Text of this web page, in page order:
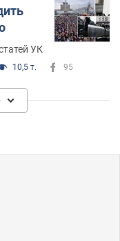
УК
10,5 т. 95